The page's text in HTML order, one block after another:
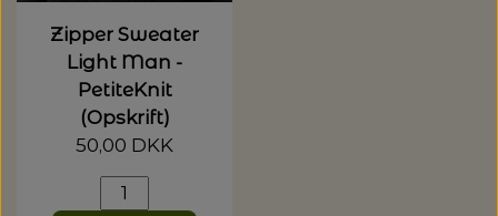
Zipper Sweater
Light Man -
PetiteKnit
(Opskrift)
50,00 DKK